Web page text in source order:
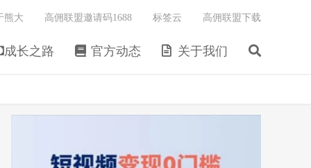
成长之路 官方动态 关于我们
熊大 高佣联盟邀请码1688 标签云 高佣联盟下载